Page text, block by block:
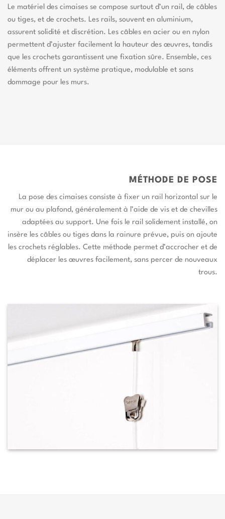
Le matériel des cimaises se compose surtout d’un rail, de câbles
ou tiges, et de crochets. Les rails, souvent en aluminium,
assurent solidité et discrétion. Les câbles en acier ou en nylon
permettent d’ajuster facilement la hauteur des œuvres, tandis
que les crochets garantissent une fixation sûre. Ensemble, ces
éléments offrent un système pratique, modulable et sans
dommage pour les murs.
MÉTHODE DE POSE
La pose des cimaises consiste à fixer un rail horizontal sur le
mur ou au plafond, généralement à l’aide de vis et de chevilles
adaptées au support. Une fois le rail solidement installé, on
insère les câbles ou tiges dans la rainure prévue, puis on ajoute
les crochets réglables. Cette méthode permet d’accrocher et de
déplacer les œuvres facilement, sans percer de nouveaux
trous.